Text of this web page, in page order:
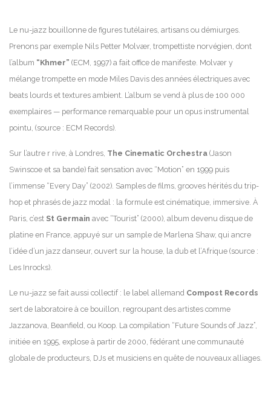
Le nu-jazz bouillonne de figures tutélaires, artisans ou démiurges.
Prenons par exemple Nils Petter Molvær, trompettiste norvégien, dont
l’album “Khmer” (ECM, 1997) a fait office de manifeste. Molvær y
mélange trompette en mode Miles Davis des années électriques avec
beats lourds et textures ambient. L’album se vend à plus de 100 000
exemplaires — performance remarquable pour un opus instrumental
pointu, (source : ECM Records).
Sur l’autre r rive, à Londres, The Cinematic Orchestra (Jason
Swinscoe et sa bande) fait sensation avec “Motion” en 1999 puis
l’immense “Every Day” (2002). Samples de films, grooves hérités du trip-
hop et phrasés de jazz modal : la formule est cinématique, immersive. À
Paris, c’est St Germain avec “Tourist” (2000), album devenu disque de
platine en France, appuyé sur un sample de Marlena Shaw, qui ancre
l’idée d’un jazz danseur, ouvert sur la house, la dub et l’Afrique (source :
Les Inrocks).
Le nu-jazz se fait aussi collectif : le label allemand Compost Records
sert de laboratoire à ce bouillon, regroupant des artistes comme
Jazzanova, Beanfield, ou Koop. La compilation “Future Sounds of Jazz”,
initiée en 1995, explose à partir de 2000, fédérant une communauté
globale de producteurs, DJs et musiciens en quête de nouveaux alliages.